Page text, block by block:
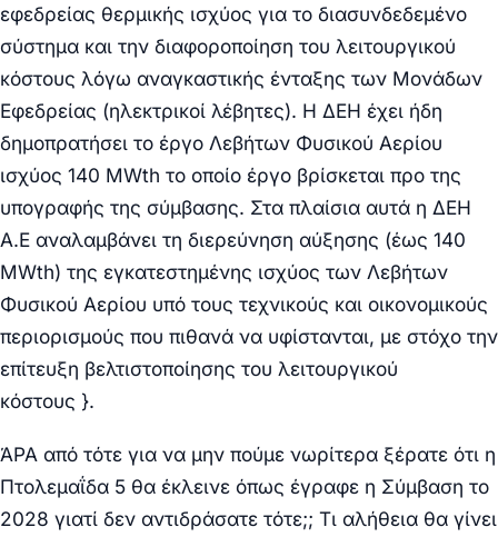
εφεδρείας θερμικής ισχύος για το διασυνδεδεμένο
σύστημα και την διαφοροποίηση του λειτουργικού
κόστους λόγω αναγκαστικής ένταξης των Μονάδων
Εφεδρείας (ηλεκτρικοί λέβητες). Η ΔΕΗ έχει ήδη
δημοπρατήσει το έργο Λεβήτων Φυσικού Αερίου
ισχύος 140 MWth το οποίο έργο βρίσκεται προ της
υπογραφής της σύμβασης. Στα πλαίσια αυτά η ΔΕΗ
Α.Ε αναλαμβάνει τη διερεύνηση αύξησης (έως 140
MWth) της εγκατεστημένης ισχύος των Λεβήτων
Φυσικού Αερίου υπό τους τεχνικούς και οικονομικούς
περιορισμούς που πιθανά να υφίστανται, με στόχο την
επίτευξη βελτιστοποίησης του λειτουργικού
κόστους }.
ΆΡΑ από τότε για να μην πούμε νωρίτερα ξέρατε ότι η
Πτολεμαΐδα 5 θα έκλεινε όπως έγραφε η Σύμβαση το
2028 γιατί δεν αντιδράσατε τότε;; Τι αλήθεια θα γίνει